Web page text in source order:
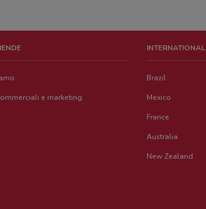
e marketing
INTERNATIONAL
Brazil
Mexico
France
Australia
New Zealand